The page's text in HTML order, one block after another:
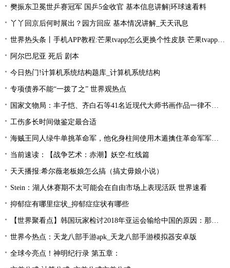
樊振东卫冕世乒赛冠军 国乒5金收官 基本信息讲解|环球速看料
丫丫回京后何时展出？园方回应 基本情况讲解_天天讯息
世界热头条丨手机APP教程:芒果tvapp怎么更换个性皮肤 芒果tvapp更换个性皮肤的方法
阿尔巴尼亚 死后 剧本
今日热门!计算机系统结构题库_计算机系统结构
专项债券不能“一拨了之” 世界观热点
国家文物局：丰子恺、齐白石等41名近现代大师书画作品一律不准出境
工伤多长时间做鉴定最合适
海贼王同人绿牛单挑革命军，他化身柱间使用木遁擒住革命军军长！
当前速读：【战争艺术：赤潮】妖空-红线篇
天天播报:希尔薇老板娘怎么搞（搞丈毋娘小说）
Stein：湖人休赛期不太可能会在自由市场上表现活跃 世界速看
抑郁症有哪里症状_抑郁症症状有哪些
【世界聚看点】韩国玩家检讨2018年亚运会输给中国的原因：那一年是Uzi的时代！
世界今热点：天龙八部手游apk_天龙八部手游模拟器安卓版
全球今亮点！神明纪行录 第五章：